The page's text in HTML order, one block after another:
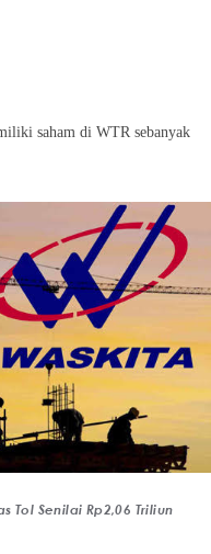
saham di WTR sebanyak
Tol Senilai Rp2,06 Triliun